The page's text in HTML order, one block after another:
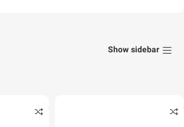
Show sidebar